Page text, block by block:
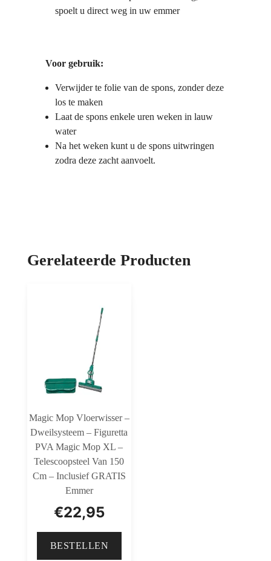
spoelt u direct weg in uw emmer
Voor gebruik:
Verwijder te folie van de spons, zonder deze
los te maken
Laat de spons enkele uren weken in lauw
water
Na het weken kunt u de spons uitwringen
zodra deze zacht aanvoelt.
Gerelateerde Producten
Magic Mop Vloerwisser –
Dweilsysteem – Figuretta
PVA Magic Mop XL –
Telescoopsteel Van 150
Cm – Inclusief GRATIS
Emmer
€22,95
BESTELLEN